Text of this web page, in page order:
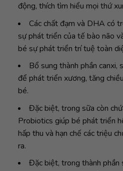
động, thích tìm hiểu mọi thứ
Các chất đạm và DHA có
sự phát triển của tế bào não
bé sự phát triển trí tuệ toàn
Bổ sung thành phần canxi,
để phát triển xương, tăng
bé.
Đặc biệt, trong sữa còn
Probiotics giúp bé phát triển
hấp thu và hạn chế các triệu
ra.
Đặc biệt, trong thành phần